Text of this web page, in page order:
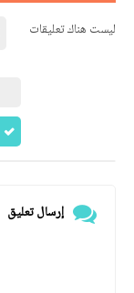
ليست هناك تعليقات
إرسال تعليق